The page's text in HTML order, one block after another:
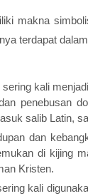
makna
terdapat
kali
penebusan
salib Latin,
dan
di kijing
Kristen.
kali